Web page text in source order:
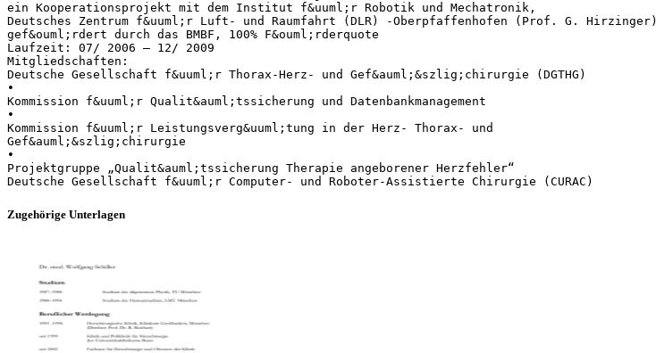
ein Kooperationsprojekt mit dem Institut f&uuml;r Robotik und Mechatronik,
Deutsches Zentrum f&uuml;r Luft- und Raumfahrt (DLR) -Oberpfaffenhofen (Prof. G. Hirzinger)
gef&ouml;rdert durch das BMBF, 100% F&ouml;rderquote
Laufzeit: 07/ 2006 – 12/ 2009
Mitgliedschaften:
Deutsche Gesellschaft f&uuml;r Thorax-Herz- und Gef&auml;&szlig;chirurgie (DGTHG)
•
Kommission f&uuml;r Qualit&auml;tssicherung und Datenbankmanagement
•
Kommission f&uuml;r Leistungsverg&uuml;tung in der Herz- Thorax- und
Gef&auml;&szlig;chirurgie
•
Projektgruppe „Qualit&auml;tssicherung Therapie angeborener Herzfehler“
Zugehörige Unterlagen